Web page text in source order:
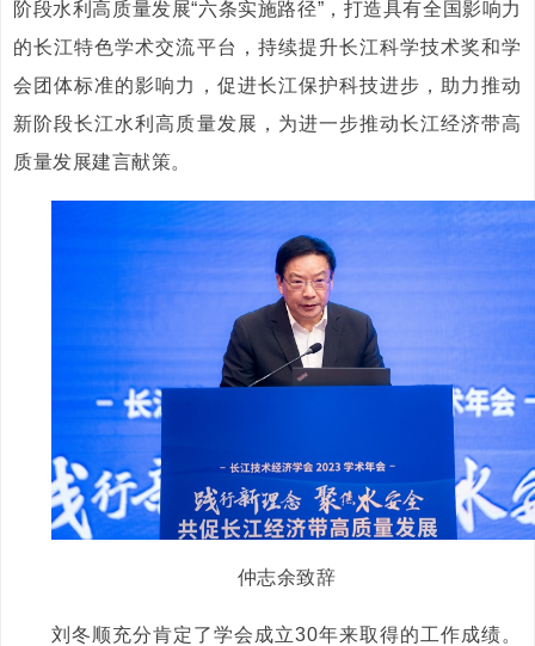
阶段水利高质量发展“六条实施路径”，打造具有全国影响力
的长江特色学术交流平台，持续提升长江科学技术奖和学
会团体标准的影响力，促进长江保护科技进步，助力推动
新阶段长江水利高质量发展，为进一步推动长江经济带高
质量发展建言献策。
仲志余致辞
刘冬顺充分肯定了学会成立30年来取得的工作成绩。